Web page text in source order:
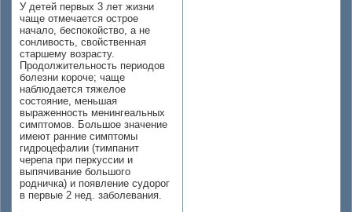
У детей первых 3 лет жизни
чаще отмечается острое
начало, беспокойство, а не
сонливость, свойственная
старшему возрасту.
Продолжительность периодов
болезни короче; чаще
наблюдается тяжелое
состояние, меньшая
выраженность менингеальных
симптомов. Большое значение
имеют ранние симптомы
гидроцефалии (тимпанит
черепа при перкуссии и
выпячивание большого
родничка) и появление судорог
в первые 2 нед. заболевания.